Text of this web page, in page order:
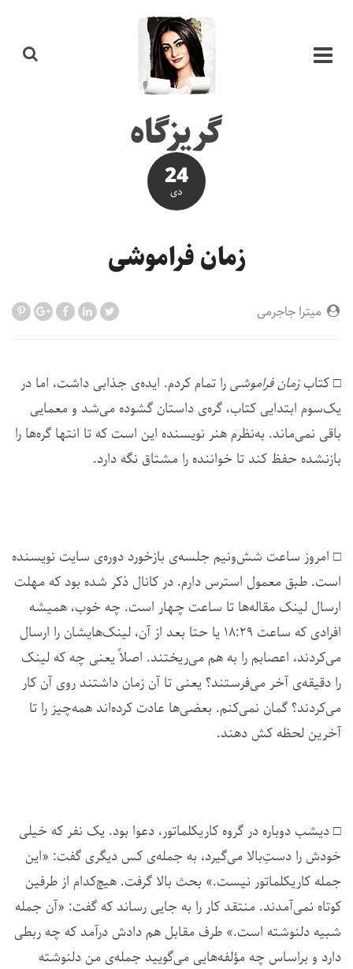
گریزگاه
24
دی
زمان فراموشی
میترا جاجرمی
□ کتابزمان فراموشیرا تمام کردم. ایده‌ی جذابی داشت، اما در
یک‌سوم ابتدایی کتاب، گره‌ی داستان گشوده می‌شد و معمایی
باقی نمی‌ماند. به‌نظرم هنر نویسنده این است که تا انتها گره‌ها را
بازنشده حفظ کند تا خواننده را مشتاق نگه دارد.
□ امروز ساعت شش‌ونیم جلسه‌ی بازخورد دوره‌ی سایت نویسنده
است. طبق معمول استرس دارم. در کانال ذکر شده بود که مهلت
ارسال لینک مقاله‌ها تا ساعت چهار است. چه خوب، همیشه
افرادی که ساعت ۱۸:۲۹ یا حتا بعد از آن، لینک‌هایشان را ارسال
می‌کردند، اعصابم را به هم می‌ریختند. اصلاً یعنی چه که لینک
را دقیقه‌ی آخر می‌فرستند؟ یعنی تا آن زمان داشتند روی آن کار
می‌کردند؟ گمان نمی‌کنم. بعضی‌ها عادت کرده‌اند همه‌چیز را تا
آخرین لحظه کش دهند.
□ دیشب دوباره در گروه کاریکلماتور، دعوا بود. یک نفر که خیلی
خودش را دست‌ِبالا می‌گیرد، به جمله‌ی کس دیگری گفت: «این
جمله کاریکلماتور نیست.» بحث بالا گرفت. هیچ‌کدام از طرفین
کوتاه نمی‌آمدند. منتقد کار را به جایی رساند که گفت: «آن جمله
شبیه دلنوشته است.» طرف مقابل هم دادش درآمد که چه ربطی
دارد و براساس چه مؤلفه‌هایی می‌گویید جمله‌ی من دلنوشته